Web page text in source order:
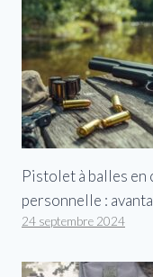
Pistolet à balles en
personnelle :
24 septembre 2024